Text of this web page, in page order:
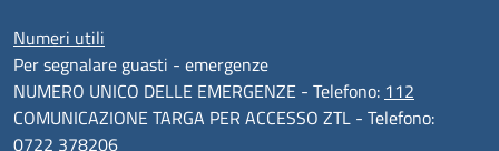
Numeri utili
Per segnalare guasti - emergenze
NUMERO UNICO DELLE EMERGENZE - Telefono: 112
COMUNICAZIONE TARGA PER ACCESSO ZTL - Telefono:
0722 378206